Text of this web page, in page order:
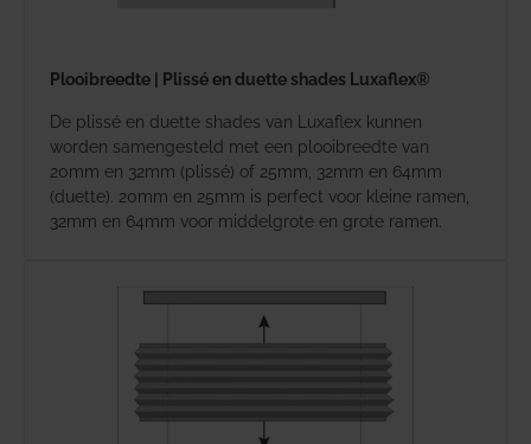
Plooibreedte | Plissé en duette shades Luxaflex®
De plissé en duette shades van Luxaflex kunnen
worden samengesteld met een plooibreedte van
20mm en 32mm (plissé) of 25mm, 32mm en 64mm
(duette). 20mm en 25mm is perfect voor kleine ramen,
32mm en 64mm voor middelgrote en grote ramen.